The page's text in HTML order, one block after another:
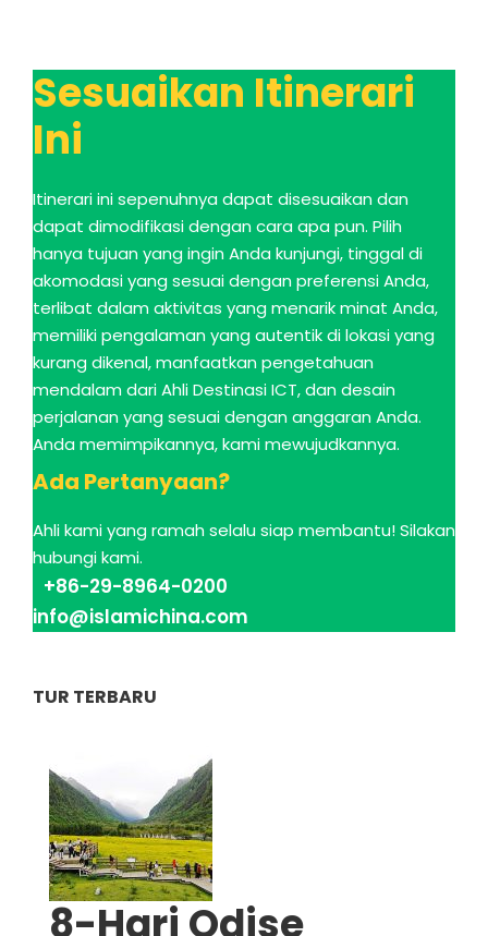
Sesuaikan Itinerari
Ini
Itinerari ini sepenuhnya dapat disesuaikan dan
dapat dimodifikasi dengan cara apa pun. Pilih
hanya tujuan yang ingin Anda kunjungi, tinggal di
akomodasi yang sesuai dengan preferensi Anda,
terlibat dalam aktivitas yang menarik minat Anda,
memiliki pengalaman yang autentik di lokasi yang
kurang dikenal, manfaatkan pengetahuan
mendalam dari Ahli Destinasi ICT, dan desain
perjalanan yang sesuai dengan anggaran Anda.
Anda memimpikannya, kami mewujudkannya.
Ada Pertanyaan?
Ahli kami yang ramah selalu siap membantu! Silakan
hubungi kami.
+86-29-8964-0200
info@islamichina.com
TUR TERBARU
8-Hari Odise